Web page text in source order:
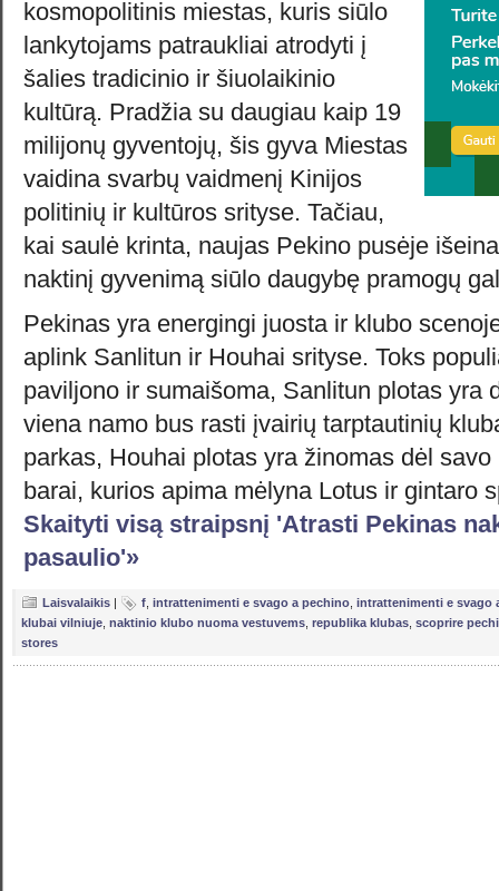
kosmopolitinis miestas, kuris siūlo
lankytojams patraukliai atrodyti į
šalies tradicinio ir šiuolaikinio
kultūrą. Pradžia su daugiau kaip 19
milijonų gyventojų, šis gyva Miestas
vaidina svarbų vaidmenį Kinijos
politinių ir kultūros srityse. Tačiau,
kai saulė krinta, naujas Pekino pusėje
naktinį gyvenimą siūlo daugybę pramogų
Pekinas yra energingi juosta ir klubo
aplink Sanlitun ir Houhai srityse. Toks
paviljono ir sumaišoma, Sanlitun plotas yra
viena namo bus rasti įvairių tarptautinių
parkas, Houhai plotas yra žinomas dėl
barai, kurios apima mėlyna Lotus ir gintaro
Skaityti visą straipsnį 'Atrasti Pekinas
pasaulio'»
Laisvalaikis | f intrattenimenti e svago a pechino intrattenimenti e svago
klubai vilniuje naktinio klubo nuoma vestuvems republika klubas scoprire
stores